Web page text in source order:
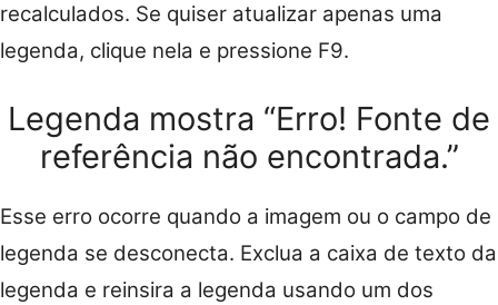
recalculados. Se quiser atualizar apenas uma
legenda, clique nela e pressione F9.
Legenda mostra “Erro! Fonte de
referência não encontrada.”
Esse erro ocorre quando a imagem ou o campo de
legenda se desconecta. Exclua a caixa de texto da
legenda e reinsira a legenda usando um dos